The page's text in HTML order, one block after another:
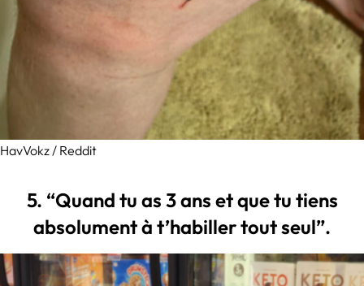
HavVokz / Reddit
5. “Quand tu as 3 ans et que tu tiens
absolument à t’habiller tout seul”.